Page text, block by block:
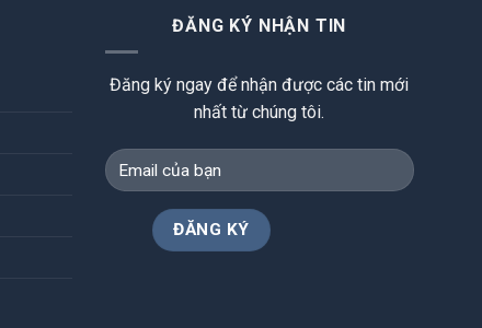
ĐĂNG KÝ NHẬN TIN
Đăng ký ngay để nhận được các tin mới
nhất từ chúng tôi.